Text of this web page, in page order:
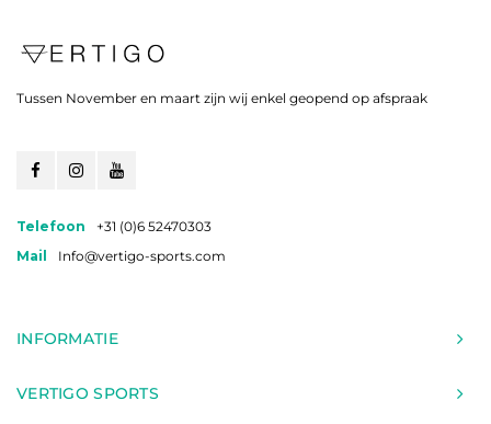
Tussen November en maart zijn wij enkel geopend op afspraak
Telefoon
+31 (0)6 52470303
Mail
Info@vertigo-sports.com
INFORMATIE
VERTIGO SPORTS